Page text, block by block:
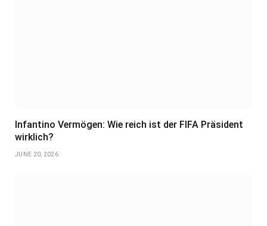
Infantino Vermögen: Wie reich ist der FIFA Präsident
wirklich?
JUNE 20, 2026